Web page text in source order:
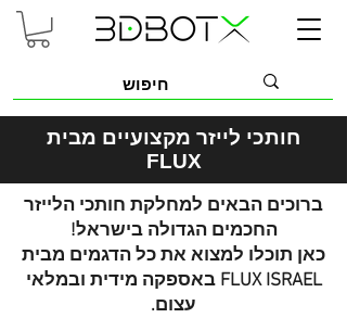
חותכי לייזר מקצועיים מבית
FLUX
ברוכים הבאים למחלקת חותכי הלייזר
החכמים הגדולה בישראל!
כאן תוכלו למצוא את כל הדגמים מבית
FLUX ISRAEL באספקה מידית ובמלאי
עצום.